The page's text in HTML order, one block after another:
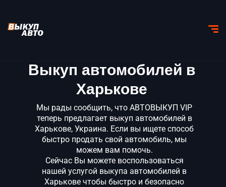
Выкуп автомобилей в
Харькове
Мы рады сообщить, что АВТОВЫКУП VIP
теперь предлагает выкуп автомобилей в
Харькове, Украина. Если вы ищете способ
быстро продать свой автомобиль, мы
можем вам помочь.
Сейчас Вы можете воспользоваться
нашей услугой выкупа автомобилей в
Харькове чтобы быстро и безопасно